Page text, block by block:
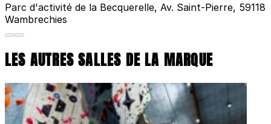
Parc d'activité de la Becquerelle, Av. Saint-Pierre, 59118
Wambrechies
LES AUTRES SALLES DE LA MARQUE